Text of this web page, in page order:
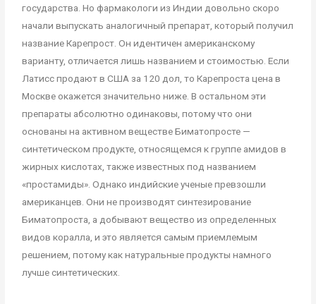
государства. Но фармакологи из Индии довольно скоро
начали выпускать аналогичный препарат, который получил
название Карепрост. Он идентичен американскому
варианту, отличается лишь названием и стоимостью. Если
Латисс продают в США за 120 дол, то Карепроста цена в
Москве окажется значительно ниже. В остальном эти
препараты абсолютно одинаковы, потому что они
основаны на активном веществе Биматопросте —
синтетическом продукте, относящемся к группе амидов в
жирных кислотах, также известных под названием
«простамиды». Однако индийские ученые превзошли
американцев. Они не производят синтезирование
Биматопроста, а добывают вещество из определенных
видов коралла, и это является самым приемлемым
решением, потому как натуральные продукты намного
лучше синтетических.